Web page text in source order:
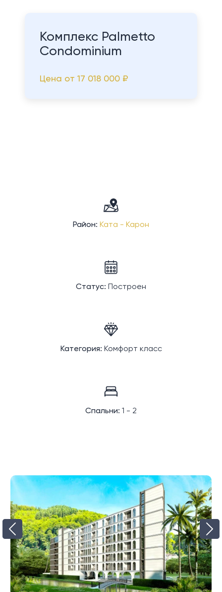
Комплекс Palmetto
Condominium
Цена от 17 018 000 ₽
Район: Ката - Карон
Статус: Построен
Категория: Комфорт класс
Спальни: 1 - 2